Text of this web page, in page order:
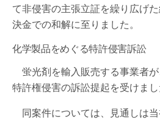
て非侵害の主張立証を繰り広げ
決金での和解に至りました。
化学製品をめぐる特許侵害訴訟
蛍光剤を輸入販売する事業者
特許権侵害の訴訟提起を受けまし
同案件については、見通しは